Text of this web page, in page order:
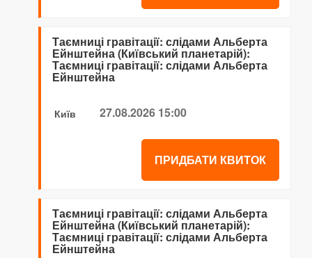
Таємниці гравітації: слідами Альберта
Ейнштейна (Київський планетарій):
Таємниці гравітації: слідами Альберта
Ейнштейна
Київ 27.08.2026 15:00
ПРИДБАТИ КВИТОК
Таємниці гравітації: слідами Альберта
Ейнштейна (Київський планетарій):
Таємниці гравітації: слідами Альберта
Ейнштейна